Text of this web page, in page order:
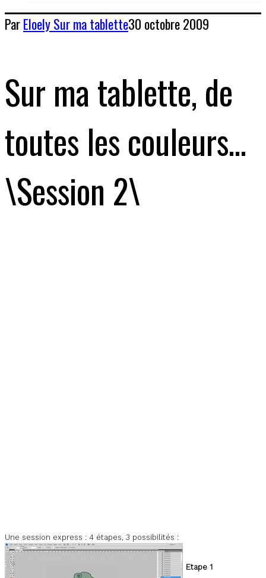
ParEloelySur ma tablette30 octobre 2009
Sur ma tablette, de
toutes les couleurs…
\Session 2\
Une session express : 4 étapes, 3 possibilités :
Etape 1